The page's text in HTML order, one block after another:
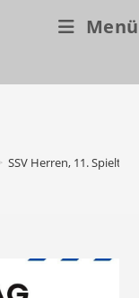
Menü
SSV Herren, 11. Spieltag